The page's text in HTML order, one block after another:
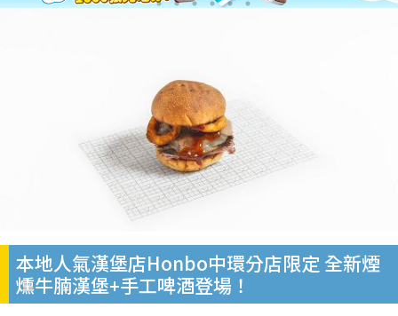
本地人氣漢堡店Honbo中環分店限定 全新煙
燻牛腩漢堡+手工啤酒登場！